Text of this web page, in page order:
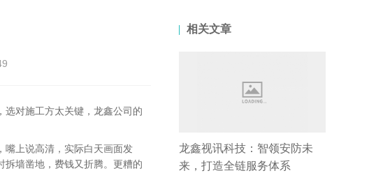
选对施工方太关键，龙鑫公司的
嘴上说高清，实际白天画面发
拆墙凿地，费钱又折腾。更糟的
相关文章
龙鑫视讯科技：智领安防未
来，打造全链服务体系